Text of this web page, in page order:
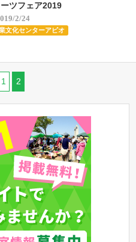
ツフェア2019
2/24
文化センターアピオ
1 2